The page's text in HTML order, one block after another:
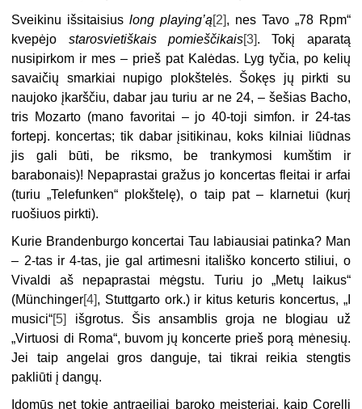
Sveikinu išsitaisiuslong playing’ą[2], nes Tavo „78 Rpm“
kvepėjo starosvietiškais pomieščikais[3]. Tokį aparatą
nusipirkom ir mes – prieš pat Kalėdas. Lyg tyčia, po kelių
savaičių smarkiai nupigo plokštelės. Šokęs jų pirkti su
naujoko įkarščiu, dabar jau turiu ar ne 24, – šešias Bacho,
tris Mozarto (mano favoritai – jo 40-toji simfon. ir 24-tas
fortepj. koncertas; tik dabar įsitikinau, koks kilniai liūdnas
jis gali būti, be riksmo, be trankymosi kumštim ir
barabonais)! Nepaprastai gražus jo koncertas fleitai ir arfai
(turiu „Telefunken“ plokštelę), o taip pat – klarnetui (kurį
ruošiuos pirkti).
Kurie Brandenburgo koncertai Tau labiausiai patinka? Man
– 2-tas ir 4-tas, jie gal artimesni itališko koncerto stiliui, o
Vivaldi aš nepaprastai mėgstu. Turiu jo „Metų laikus“
(Münchinger[4], Stuttgarto ork.) ir kitus keturis koncertus, „I
musici“[5]
išgrotus. Šis ansamblis groja ne blogiau už
„Virtuosi di Roma“, buvom jų koncerte prieš porą mėnesių.
Jei taip angelai gros danguje, tai tikrai reikia stengtis
pakliūti į dangų.
Įdomūs net tokie antraeiliai baroko meisteriai, kaip Corelli